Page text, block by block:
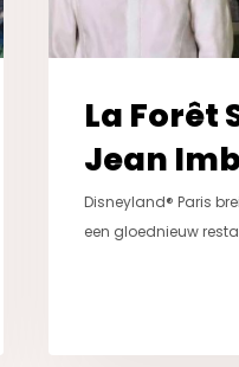
La Forêt
Jean
Disneyland® Paris
een gloednieuw